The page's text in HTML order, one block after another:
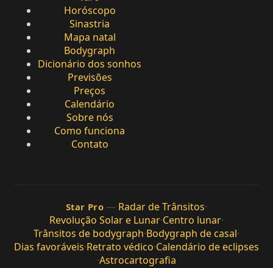
Horóscopo
Sinastria
Mapa natal
Bodygraph
Dicionário dos sonhos
Previsões
Preços
Calendário
Sobre nós
Como funciona
Contato
Star Pro — Radar de Trânsitos·
Revolução Solar e Lunar·Centro lunar·
Trânsitos de bodygraph·Bodygraph de casal·
Dias favoráveis·Retrato védico·Calendário de eclipses
·Astrocartografia